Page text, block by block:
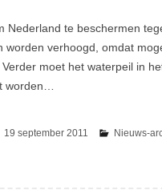
19 september 2011